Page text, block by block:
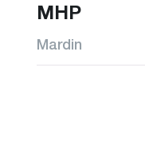
MHP
Mardin